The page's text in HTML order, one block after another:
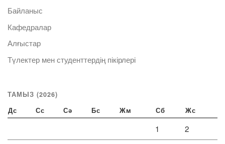
Байланыс
Кафедралар
Алғыстар
Түлектер мен студенттердің пікірлері
ТАМЫЗ (2026)
Дс Сс Сә Бс Жм Сб Жс
1 2